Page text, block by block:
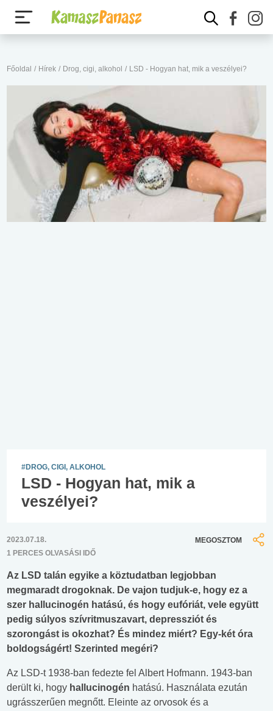
Főoldal / Hírek / Drog, cigi, alkohol / LSD - Hogyan hat, mik a veszélyei?
#DROG, CIGI, ALKOHOL
LSD - Hogyan hat, mik a
veszélyei?
2023.07.18.
1 PERCES OLVASÁSI IDŐ
MEGOSZTOM
Az LSD talán egyike a köztudatban legjobban
megmaradt drogoknak. De vajon tudjuk-e, hogy ez a
szer hallucinogén hatású, és hogy eufóriát, vele együtt
pedig súlyos szívritmuszavart, depressziót és
szorongást is okozhat? És mindez miért? Egy-két óra
boldogságért! Szerinted megéri?
Az LSD-t 1938-ban fedezte fel Albert Hofmann. 1943-ban
derült ki, hogy hallucinogén hatású. Használata ezután
ugrásszerűen megnőtt. Eleinte az orvosok és a